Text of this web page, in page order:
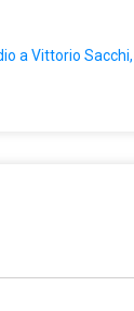
a Vittorio